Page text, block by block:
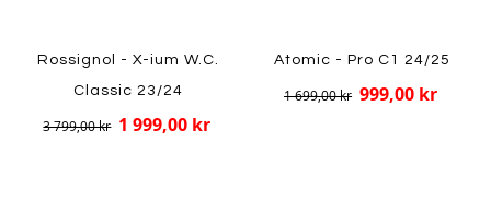
Rossignol - X-ium W.C.
Classic 23/24
3 799,00 kr 1 999,00 kr
Atomic - Pro C1 24/25
1 699,00 kr 999,00 kr